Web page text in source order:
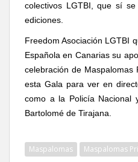
colectivos LGTBI, que sí
ediciones.
Freedom Asociación LGTBI
Española en Canarias su
celebración de
esta Gala para ver en
como a la Policía Nacional
Bartolomé de Tirajana.
Maspalomas Maspalomas